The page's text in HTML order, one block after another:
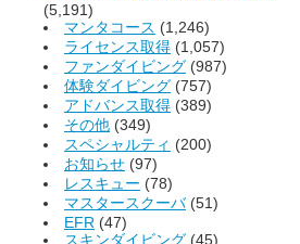
(5,191)
マンタコース (1,246)
ライセンス取得 (1,057)
ファンダイビング (987)
体験ダイビング (757)
アドバンス取得 (389)
その他 (349)
スペシャルティ (200)
お知らせ (97)
レスキュー (78)
マスタースクーバ(51)
EFR (47)
スキンダイビング (45)